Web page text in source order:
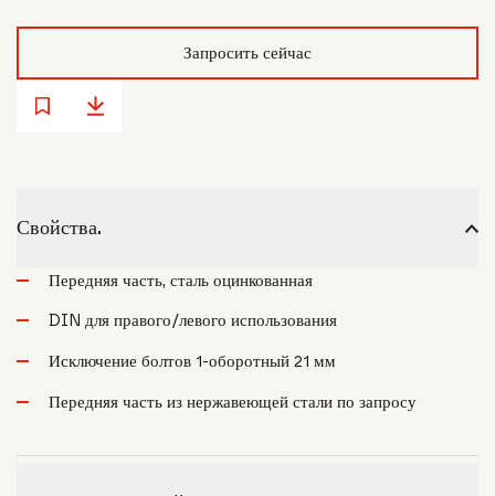
Запросить сейчас
Свойства.
Передняя часть, сталь оцинкованная
DIN для правого/левого использования
Исключение болтов 1-оборотный 21 мм
Передняя часть из нержавеющей стали по запросу